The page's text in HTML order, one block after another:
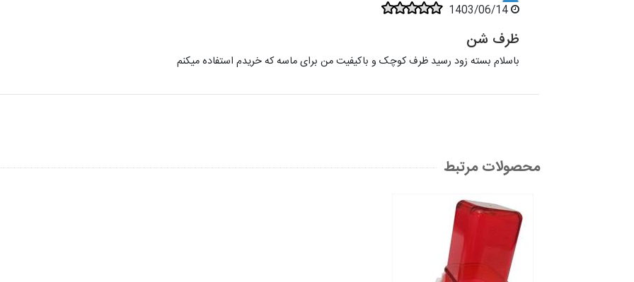
ظرف شن
باسلام بسته زود رسید ظرف کوچک و باکیفیت من برای ماسه که خریدم استفاده میکنم
محصولات مرتبط